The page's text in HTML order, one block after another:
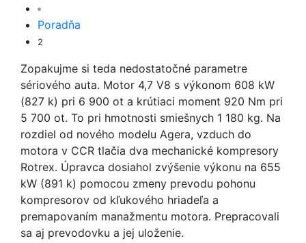
Poradňa
2
Zopakujme si teda nedostatočné parametre
sériového auta. Motor 4,7 V8 s výkonom 608 kW
(827 k) pri 6 900 ot a krútiaci moment 920 Nm pri
5 700 ot. To pri hmotnosti smiešnych 1 180 kg. Na
rozdiel od nového modelu Agera, vzduch do
motora v CCR tlačia dva mechanické kompresory
Rotrex. Úpravca dosiahol zvýšenie výkonu na 655
kW (891 k) pomocou zmeny prevodu pohonu
kompresorov od kľukového hriadeľa a
premapovaním manažmentu motora. Prepracovali
sa aj prevodovku a jej uloženie.